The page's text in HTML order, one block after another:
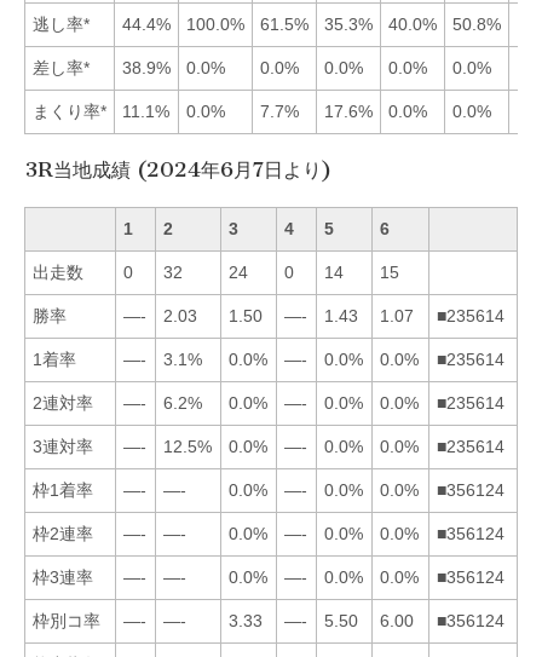
逃し率* 44.4% 100.0% 61.5% 35.3% 40.0% 50.8%
差し率* 38.9% 0.0% 0.0% 0.0% 0.0% 0.0%
まくり率* 11.1% 0.0% 7.7% 17.6% 0.0% 0.0%
3R当地成績 (2024年6月7日より)
1 2 3 4 5 6
出走数 0 32 24 0 14 15
勝率 —- 2.03 1.50 —- 1.43 1.07 ■235614
1着率 —- 3.1% 0.0% —- 0.0% 0.0% ■235614
2連対率 —- 6.2% 0.0% —- 0.0% 0.0% ■235614
3連対率 —- 12.5% 0.0% —- 0.0% 0.0% ■235614
枠1着率 —- —- 0.0% —- 0.0% 0.0% ■356124
枠2連率 —- —- 0.0% —- 0.0% 0.0% ■356124
枠3連率 —- —- 0.0% —- 0.0% 0.0% ■356124
枠別コ率 —- —- 3.33 —- 5.50 6.00 ■356124